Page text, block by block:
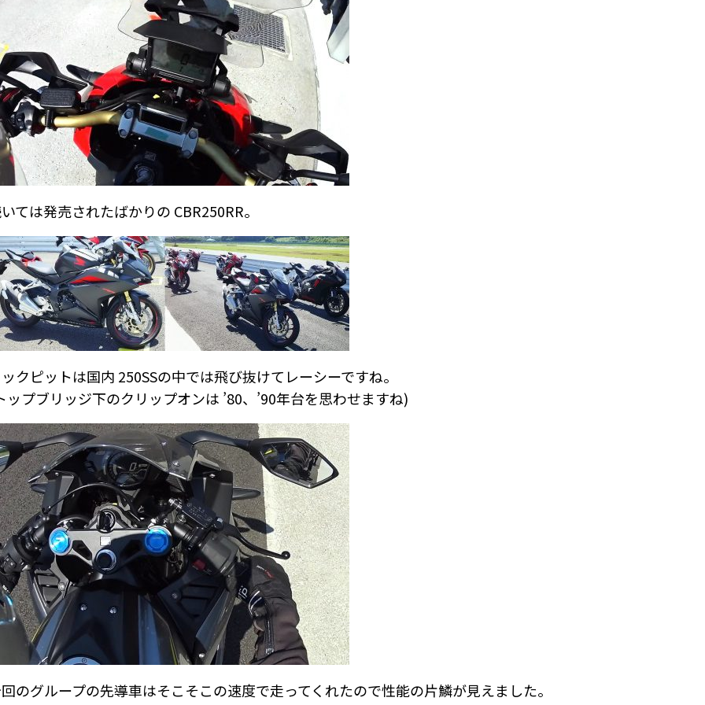
ては発売されたばかりの CBR250RR。
クピットは国内 250SSの中では飛び抜けてレーシーですね。
ップブリッジ下のクリップオンは ’80、’90年台を思わせますね)
のグループの先導車はそこそこの速度で走ってくれたので性能の片鱗が見えました。